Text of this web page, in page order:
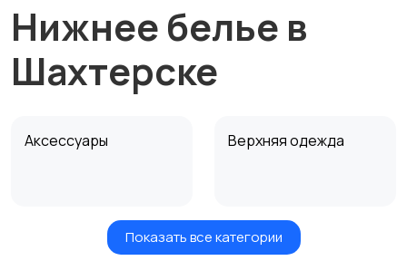
Нижнее белье в
Шахтерске
Аксессуары Верхняя одежда
Головные уборы Домашняя одежда
Показать все категории